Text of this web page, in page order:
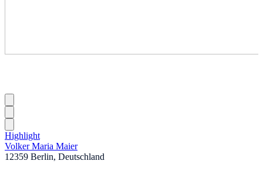
Highlight
Volker Maria Maier
12359 Berlin, Deutschland